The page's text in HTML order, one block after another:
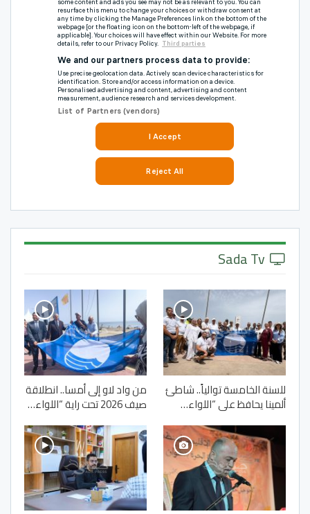
للسنة الخامسة توالياً.. شاطئ
ألمينا يحافظ على “اللواء…
من واد لاو إلى أمسا.. انطلاقة
صيف 2026 تحت راية “اللواء…